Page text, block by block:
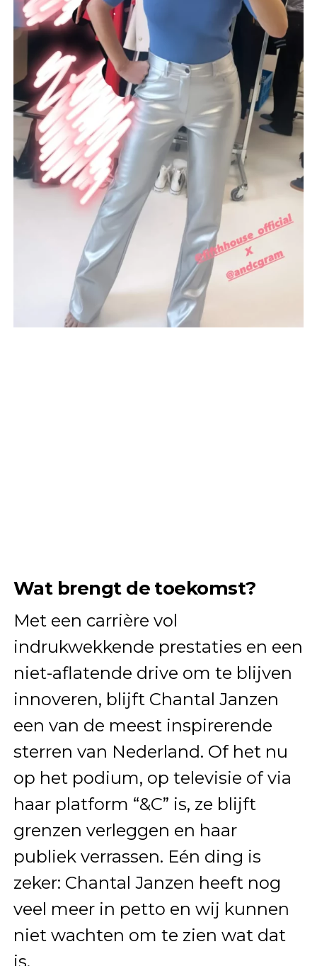
Wat brengt de toekomst?
Met een carrière vol
indrukwekkende prestaties en een
niet-aflatende drive om te blijven
innoveren, blijft Chantal Janzen
een van de meest inspirerende
sterren van Nederland. Of het nu
op het podium, op televisie of via
haar platform “&C” is, ze blijft
grenzen verleggen en haar
publiek verrassen. Eén ding is
zeker: Chantal Janzen heeft nog
veel meer in petto en wij kunnen
niet wachten om te zien wat dat
is.